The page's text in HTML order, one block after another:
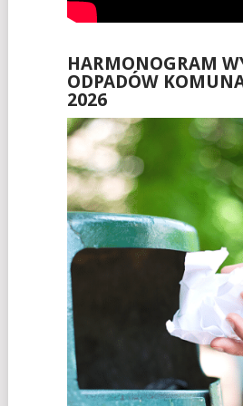
HARMONOGRAM
ODPADÓW
2026